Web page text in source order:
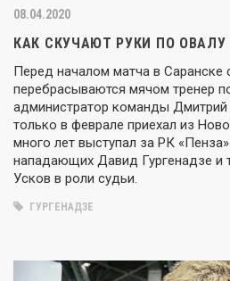
08.04.2020
КАК СКУЧАЮТ РУКИ ПО ОВАЛУ
Перед началом матча в Саранске
перебрасываются мячом тренер
администратор команды
только в феврале приехал из
много лет выступал за РК
нападающих Давид Гургенадзе и
Усков в роли судьи.
ГУРГЕНАДЗЕ